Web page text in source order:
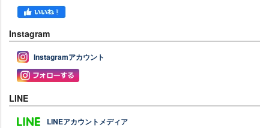
Instagram
Instagramアカウント
LINE
LINEアカウントメディア